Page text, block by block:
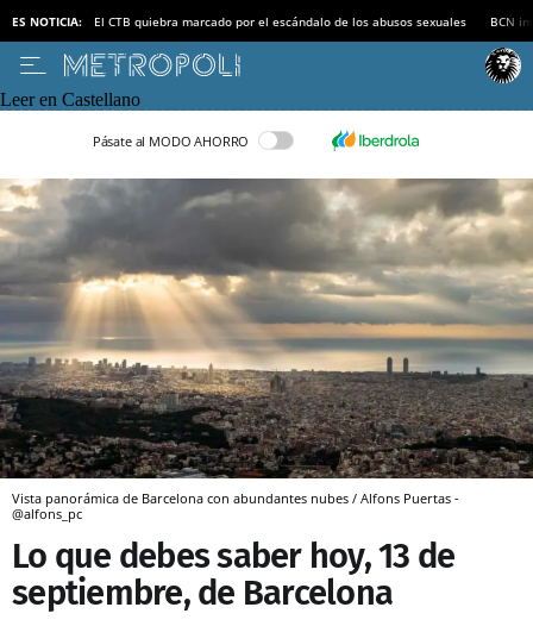
ES NOTICIA: El CTB quiebra marcado por el escándalo de los abusos sexuales BCN
Leer en Castellano
Pásate al MODO AHORRO
Vista panorámica de Barcelona con abundantes nubes / Alfons Puertas -
@alfons_pc
Lo que debes saber hoy, 13 de
septiembre, de Barcelona